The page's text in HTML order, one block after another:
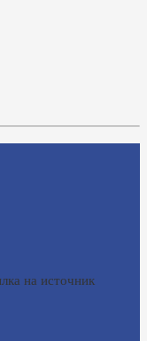
на источник